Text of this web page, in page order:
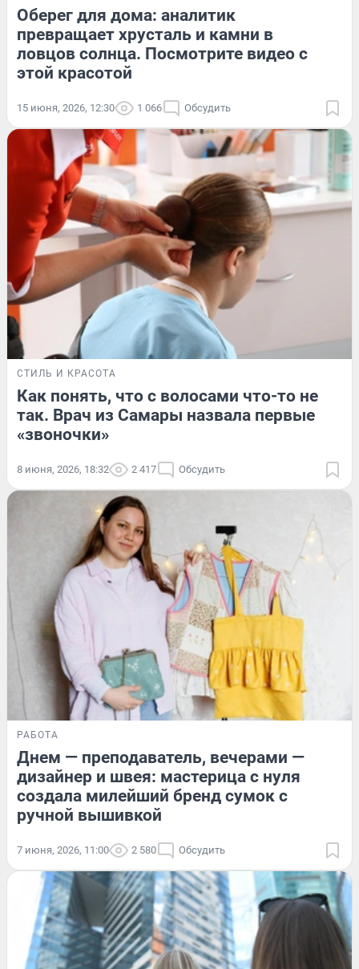
Оберег для дома: аналитик
превращает хрусталь и камни в
ловцов солнца. Посмотрите видео с
этой красотой
15 июня, 2026, 12:30 1 066 Обсудить
СТИЛЬ И КРАСОТА
Как понять, что с волосами что-то не
так. Врач из Самары назвала первые
«звоночки»
8 июня, 2026, 18:32 2 417 Обсудить
РАБОТА
Днем — преподаватель, вечерами —
дизайнер и швея: мастерица с нуля
создала милейший бренд сумок с
ручной вышивкой
7 июня, 2026, 11:00 2 580 Обсудить